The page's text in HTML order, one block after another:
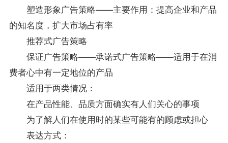
塑造形象广告策略——主要作用：提高企业和产品
的知名度，扩大市场占有率
推荐式广告策略
保证广告策略——承诺式广告策略——适用于在消
费者心中有一定地位的产品
适用于两类情况：
在产品性能、品质方面确实有人们关心的事项
为了解人们在使用时的某些可能有的顾虑或担心
表达方式：